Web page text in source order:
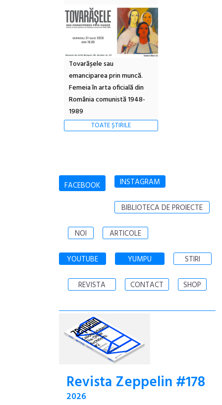
Tovarășele sau
emanciparea prin muncă.
Femeia în arta oficială din
România comunistă 1948-
1989
TOATE ȘTIRILE
FACEBOOK INSTAGRAM
BIBLIOTECA DE PROIECTE
NOI ARTICOLE
YOUTUBE YUMPU STIRI
REVISTA CONTACT SHOP
Revista Zeppelin #178
2026